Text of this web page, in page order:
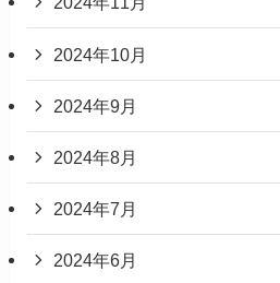
2024年10月
2024年9月
2024年8月
2024年7月
2024年6月